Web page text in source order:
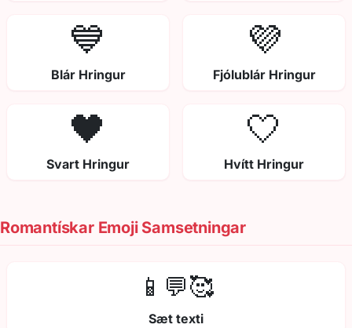
💙
Blár Hringur
💜
Fjólublár Hringur
🖤
Svart Hringur
🤍
Hvítt Hringur
Romantískar Emoji Samsetningar
📱💬🥰
Sæt texti